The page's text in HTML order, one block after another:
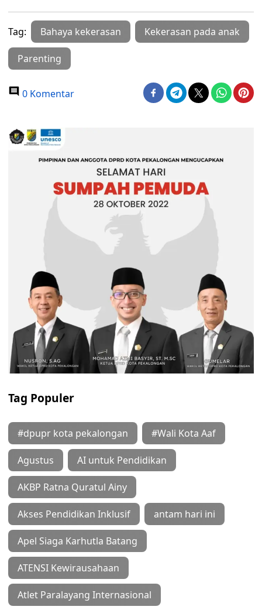
Tag: Bahaya kekerasan Kekerasan pada anak
Parenting
0 Komentar
Tag Populer
#dpupr kota pekalongan #Wali Kota Aaf
Agustus AI untuk Pendidikan
AKBP Ratna Quratul Ainy
Akses Pendidikan Inklusif antam hari ini
Apel Siaga Karhutla Batang
ATENSI Kewirausahaan
Atlet Paralayang Internasional